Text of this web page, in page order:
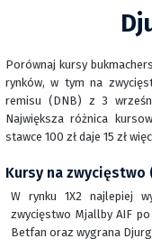
Porównaj kursy
rynków, w tym na
remisu (DNB) z 3
Największa różnica
stawce 100 zł daje 15 zł
Kursy na zwycięstwo
W rynku 1X2 najlepiej
zwycięstwo Mjallby AIF
Betfan oraz wygrana